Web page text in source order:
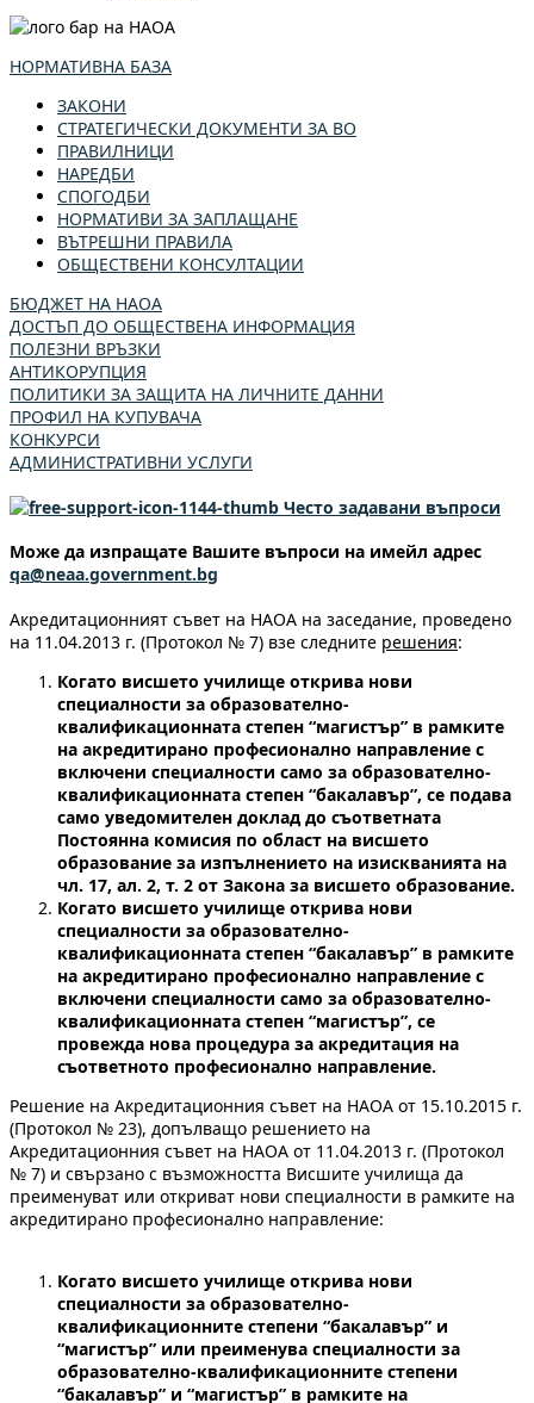
НОРМАТИВНА БАЗА
ЗАКОНИ
СТРАТЕГИЧЕСКИ ДОКУМЕНТИ ЗА ВО
ПРАВИЛНИЦИ
НАРЕДБИ
СПОГОДБИ
НОРМАТИВИ ЗА ЗАПЛАЩАНЕ
ВЪТРЕШНИ ПРАВИЛА
ОБЩЕСТВЕНИ КОНСУЛТАЦИИ
БЮДЖЕТ НА НАОА
ДОСТЪП ДО ОБЩЕСТВЕНА ИНФОРМАЦИЯ
ПОЛЕЗНИ ВРЪЗКИ
АНТИКОРУПЦИЯ
ПОЛИТИКИ ЗА ЗАЩИТА НА ЛИЧНИТЕ ДАННИ
ПРОФИЛ НА КУПУВАЧА
КОНКУРСИ
АДМИНИСТРАТИВНИ УСЛУГИ
Често задавани въпроси
Може да изпращате Вашите въпроси на имейл адрес
qa@neaa.government.bg
Акредитационният съвет на НАОА на заседание, проведено
на 11.04.2013 г. (Протокол № 7) взе следните решения:
Когато висшето училище открива нови
специалности за образователно-
квалификационната степен “магистър” в рамките
на акредитирано професионално направление с
включени специалности само за образователно-
квалификационната степен “бакалавър”, се подава
само уведомителен доклад до съответната
Постоянна комисия по област на висшето
образование за изпълнението на изискванията на
чл. 17, ал. 2, т. 2 от Закона за висшето образование.
Когато висшето училище открива нови
специалности за образователно-
квалификационната степен “бакалавър” в рамките
на акредитирано професионално направление с
включени специалности само за образователно-
квалификационната степен “магистър”, се
провежда нова процедура за акредитация на
съответното професионално направление.
Решение на Акредитационния съвет на НАОА от 15.10.2015 г.
(Протокол № 23), допълващо решението на
Акредитационния съвет на НАОА от 11.04.2013 г. (Протокол
№ 7) и свързано с възможността Висшите училища да
преименуват или откриват нови специалности в рамките на
акредитирано професионално направление:
Когато висшето училище открива нови
специалности за образователно-
квалификационните степени “бакалавър” и
“магистър” или преименува специалности за
образователно-квалификационните степени
“бакалавър” и “магистър” в рамките на